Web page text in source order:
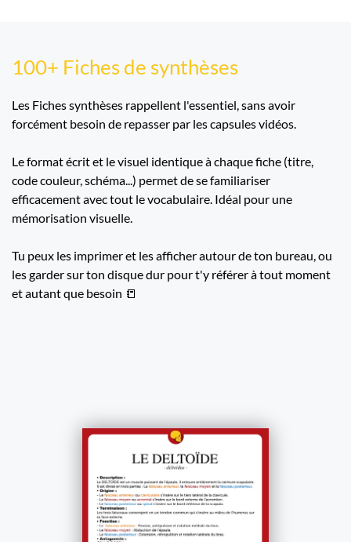
100+ Fiches de synthèses
Les Fiches synthèses rappellent l'essentiel, sans avoir
forcément besoin de repasser par les capsules vidéos.
Le format écrit et le visuel identique à chaque fiche (titre,
code couleur, schéma...) permet de se familiariser
efficacement avec tout le vocabulaire. Idéal pour une
mémorisation visuelle.
Tu peux les imprimer et les afficher autour de ton bureau, ou
les garder sur ton disque dur pour t'y référer à tout moment
et autant que besoin 📒